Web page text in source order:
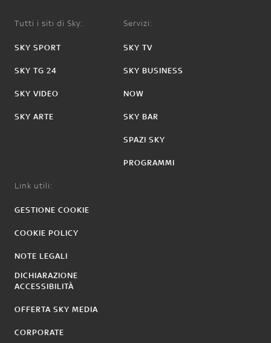
Tutti i siti di Sky:
SKY SPORT
SKY TG 24
SKY VIDEO
SKY ARTE
Servizi:
SKY TV
SKY BUSINESS
NOW
SKY BAR
SPAZI SKY
PROGRAMMI
Link utili:
GESTIONE COOKIE
COOKIE POLICY
NOTE LEGALI
DICHIARAZIONE
ACCESSIBILITÀ
OFFERTA SKY MEDIA
CORPORATE